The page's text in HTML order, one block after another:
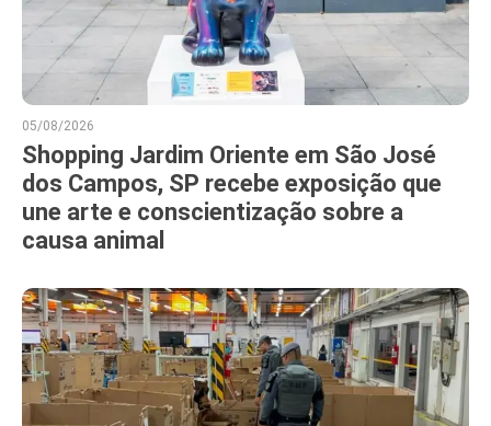
05/08/2026
Shopping Jardim Oriente em São José
dos Campos, SP recebe exposição que
une arte e conscientização sobre a
causa animal